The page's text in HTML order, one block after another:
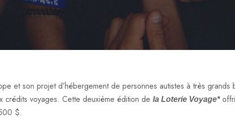
et son projet d’hébergement de personnes autistes à très grands
crédits voyages. Cette deuxième édition de la Loterie Voyage*
$.